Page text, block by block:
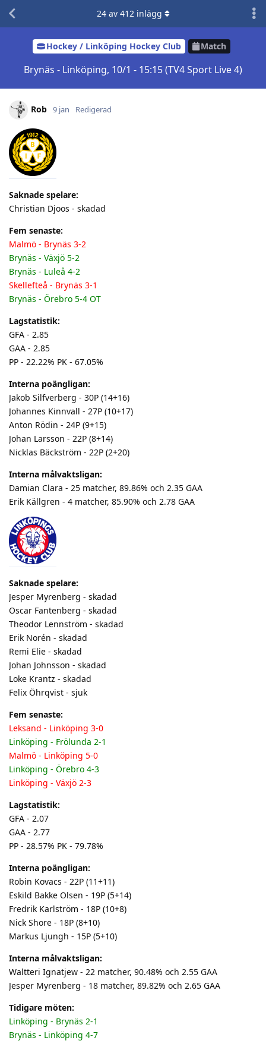
Hockey / Linköping Hockey Club Match
Brynäs - Linköping, 10/1 - 15:15 (TV4 Sport Live 4)
24av 412inlägg
Rob 9 jan Redigerad
Saknade spelare:
Christian Djoos - skadad
Fem senaste:
Malmö - Brynäs 3-2
Brynäs - Växjö 5-2
Brynäs - Luleå 4-2
Skellefteå - Brynäs 3-1
Brynäs - Örebro 5-4 OT
Lagstatistik:
GFA - 2.85
GAA - 2.85
PP - 22.22% PK - 67.05%
Interna poängligan:
Jakob Silfverberg - 30P (14+16)
Johannes Kinnvall - 27P (10+17)
Anton Rödin - 24P (9+15)
Johan Larsson - 22P (8+14)
Nicklas Bäckström - 22P (2+20)
Interna målvaktsligan:
Damian Clara - 25 matcher, 89.86% och 2.35 GAA
Erik Källgren - 4 matcher, 85.90% och 2.78 GAA
Saknade spelare:
Jesper Myrenberg - skadad
Oscar Fantenberg - skadad
Theodor Lennström - skadad
Erik Norén - skadad
Remi Elie - skadad
Johan Johnsson - skadad
Loke Krantz - skadad
Felix Öhrqvist - sjuk
Fem senaste:
Leksand - Linköping 3-0
Linköping - Frölunda 2-1
Malmö - Linköping 5-0
Linköping - Örebro 4-3
Linköping - Växjö 2-3
Lagstatistik:
GFA - 2.07
GAA - 2.77
PP - 28.57% PK - 79.78%
Interna poängligan:
Robin Kovacs - 22P (11+11)
Eskild Bakke Olsen - 19P (5+14)
Fredrik Karlström - 18P (10+8)
Nick Shore - 18P (8+10)
Markus Ljungh - 15P (5+10)
Interna målvaktsligan:
Waltteri Ignatjew - 22 matcher, 90.48% och 2.55 GAA
Jesper Myrenberg - 18 matcher, 89.82% och 2.65 GAA
Tidigare möten:
Linköping - Brynäs 2-1
Brynäs - Linköping 4-7